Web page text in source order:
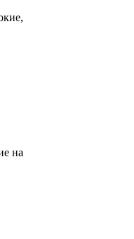
на